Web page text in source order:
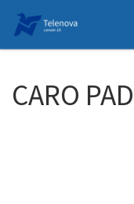
Passa al contenuto
CARO